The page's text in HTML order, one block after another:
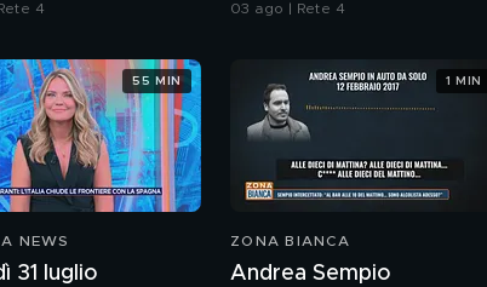
4 03 ago | Rete 4
NEWS
31 luglio
55 MIN
ZONA BIANCA
Andrea Sempio
1 MIN